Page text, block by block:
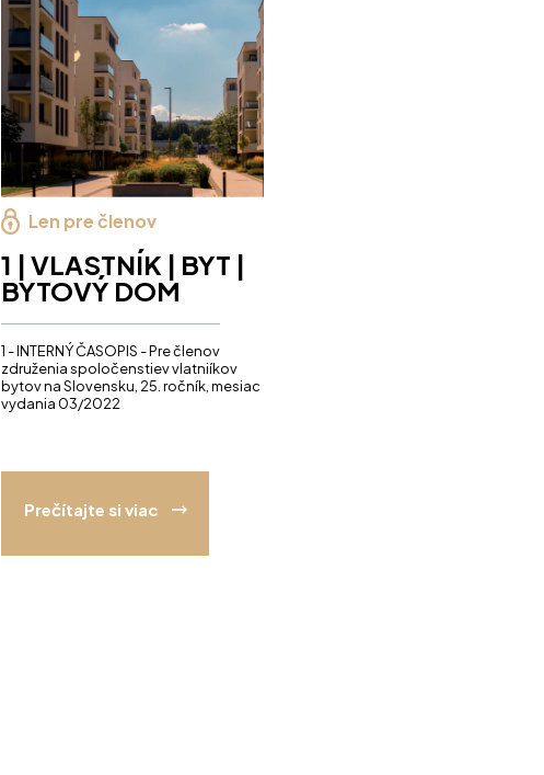
Len pre členov
1 | VLASTNÍK | BYT |
BYTOVÝ DOM
1 - INTERNÝ ČASOPIS - Pre členov
združenia spoločenstiev vlatniíkov
bytov na Slovensku, 25. ročník, mesiac
vydania 03/2022
Prečítajte si viac